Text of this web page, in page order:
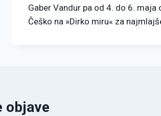
Gaber Vandur pa od 4. do 6.
Češko na »Dirko miru« za
objave